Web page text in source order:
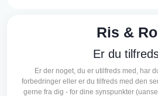
Ris &
Er du
Er der noget, du er utilfreds med, har
forbedringer eller er du tilfreds med den
gerne fra dig - for dine synspunkter